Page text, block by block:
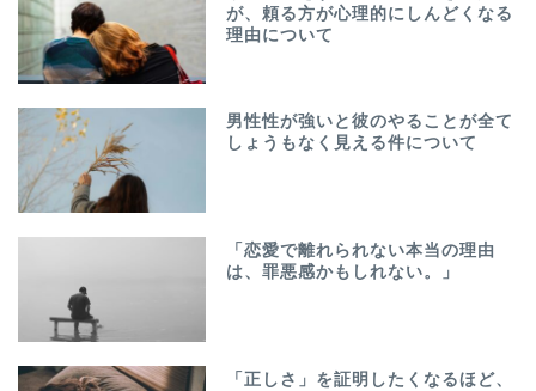
が、頼る方が心理的にしんどくなる
理由について
男性性が強いと彼のやることが全て
しょうもなく見える件について
「恋愛で離れられない本当の理由
は、罪悪感かもしれない。」
「正しさ」を証明したくなるほど、